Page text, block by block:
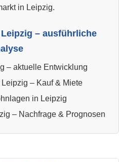
in Leipzig.
– ausführliche
– aktuelle Entwicklung
– Kauf & Miete
in Leipzig
– Nachfrage & Prognosen